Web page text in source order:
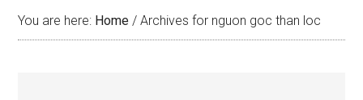
You are here: Home / Archives for nguon goc than loc